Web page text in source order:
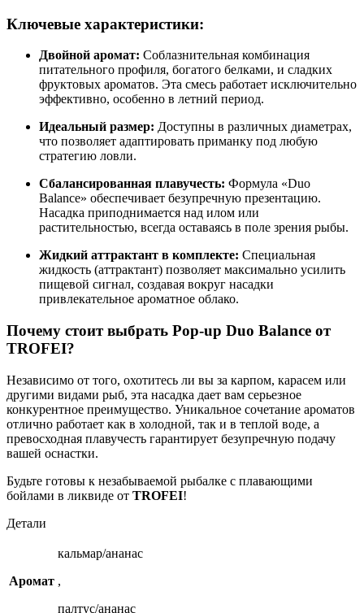
Ключевые характеристики:
Двойной аромат: Соблазнительная комбинация
питательного профиля, богатого белками, и сладких
фруктовых ароматов. Эта смесь работает исключительно
эффективно, особенно в летний период.
Идеальный размер: Доступны в различных диаметрах,
что позволяет адаптировать приманку под любую
стратегию ловли.
Сбалансированная плавучесть: Формула «Duo
Balance» обеспечивает безупречную презентацию.
Насадка приподнимается над илом или
растительностью, всегда оставаясь в поле зрения рыбы.
Жидкий аттрактант в комплекте: Специальная
жидкость (аттрактант) позволяет максимально усилить
пищевой сигнал, создавая вокруг насадки
привлекательное ароматное облако.
Почему стоит выбрать Pop-up Duo Balance от
TROFEI?
Независимо от того, охотитесь ли вы за карпом, карасем или
другими видами рыб, эта насадка дает вам серьезное
конкурентное преимущество. Уникальное сочетание ароматов
отлично работает как в холодной, так и в теплой воде, а
превосходная плавучесть гарантирует безупречную подачу
вашей оснастки.
Будьте готовы к незабываемой рыбалке с плавающими
бойлами в ликвиде от TROFEI!
Детали
Аромат
кальмар/ананас
,
палтус/ананас